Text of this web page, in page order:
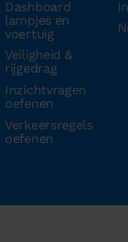
Dashboard
lampjes en
voertuig
Veiligheid &
rijgedrag
Inzichtvragen
oefenen
Verkeersregels
oefenen